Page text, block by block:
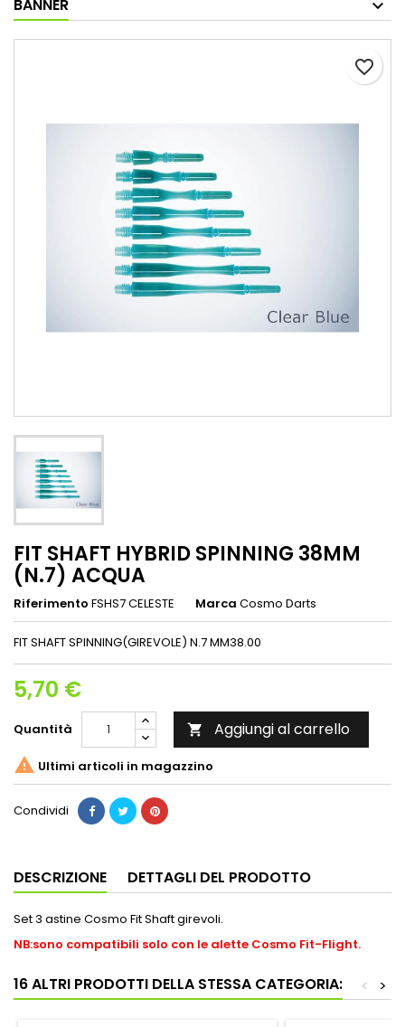
BANNER
favorite_border
FIT SHAFT HYBRID SPINNING 38MM
(N.7) ACQUA
Riferimento FSHS7 CELESTE Marca Cosmo Darts
FIT SHAFT SPINNING(GIREVOLE) N.7 MM38.00
5,70 €
Quantità  Aggiungi al carrello
 Ultimi articoli in magazzino
Condividi
DESCRIZIONE DETTAGLI DEL PRODOTTO
Set 3 astine Cosmo Fit Shaft girevoli.
NB:sono compatibili solo con le alette Cosmo Fit-Flight.
16 ALTRI PRODOTTI DELLA STESSA CATEGORIA: >
<